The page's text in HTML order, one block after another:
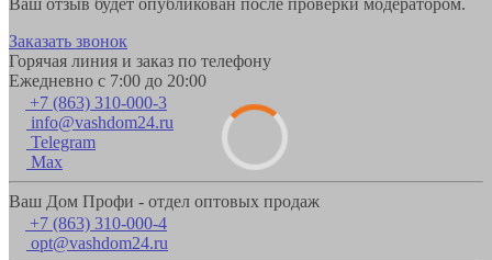
Заказать звонок
Горячая линия и заказ по телефону
Ежедневно с 7:00 до 20:00
+7 (863) 310-000-3
info@vashdom24.ru
Telegram
Max
Ваш Дом Профи - отдел оптовых продаж
+7 (863) 310-000-4
opt@vashdom24.ru